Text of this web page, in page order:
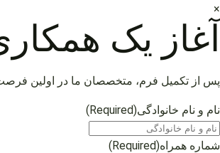
×
آغاز یک
پس از تکمیل فرم، متخصصان ما در اولین
نام و نام خانوادگی(Required)
شماره همراه(Required)